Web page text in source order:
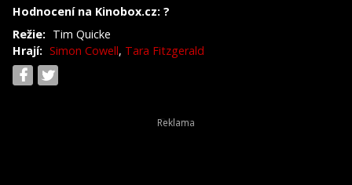
Hodnocení na Kinobox.cz: ?
Režie: Tim Quicke
Hrají: Simon Cowell, Tara Fitzgerald